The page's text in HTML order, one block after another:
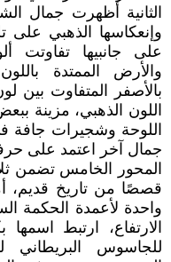
الثانية أظهرت جمال
وإنعكاسها الذهبي على
على جانبيها تفاوتت
والأرض الممتدة
بالأصفر المتفاوت بين
اللون الذهبي، مزينة
اللوحة وشجيرات جافة
جمال آخر اعتمد على
المحور الخامس تضمن
قصصًا من تاريخ قديم،
واحدة لأعمدة الحكمة
الارتفاع، ارتبط
للجاسوس البريطاني